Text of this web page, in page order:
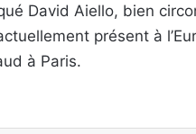
David Aiello, bien
présent à
à Paris.